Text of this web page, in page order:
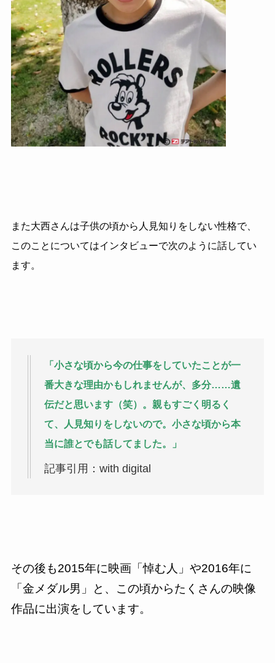
また大西さんは子供の頃から人見知りをしない性格で、
このことについてはインタビューで次のように話してい
ます。
「小さな頃から今の仕事をしていたことが一
番大きな理由かもしれませんが、多分……遺
伝だと思います（笑）。親もすごく明るく
て、人見知りをしないので。小さな頃から本
当に誰とでも話してました。」
記事引用：with digital
その後も2015年に映画「悼む人」や2016年に
「金メダル男」と、この頃からたくさんの映像
作品に出演をしています。